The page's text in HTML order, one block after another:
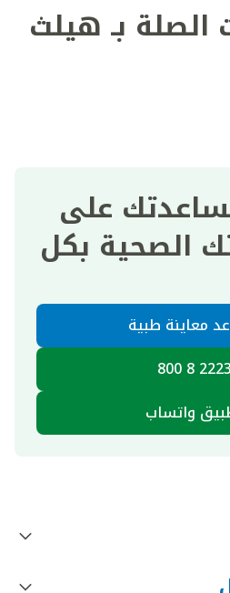
الصلة بـ هيلث
على
الصحية بكل
معاينة طبية
2223 8 800
واتساب